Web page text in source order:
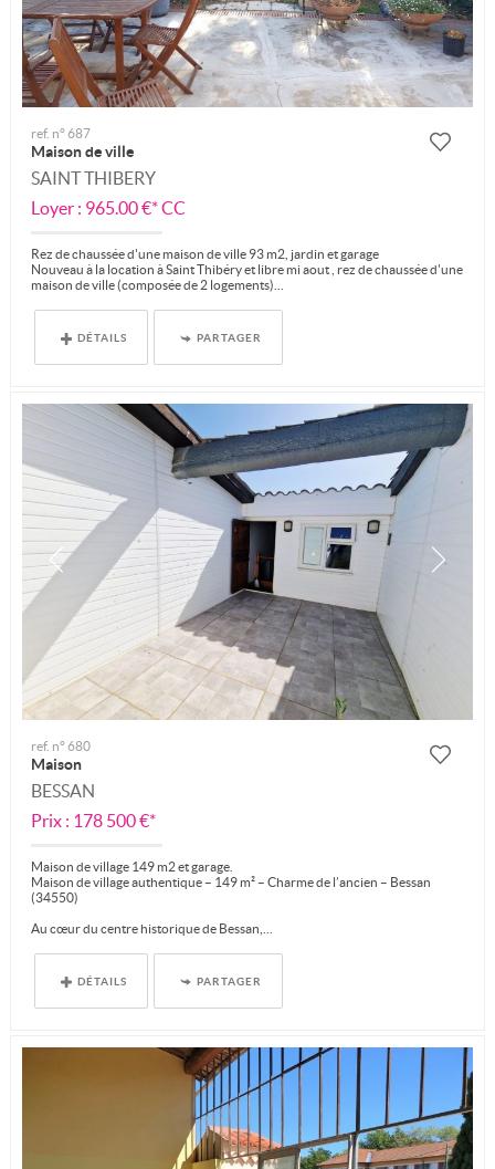
ref. n° 687
Maison de ville
SAINT THIBERY
Loyer : 965.00 €*CC
Rez de chaussée d'une maison de ville 93 m2, jardin et garage
Nouveau à la location à Saint Thibéry et libre mi aout , rez de chaussée d'une
maison de ville (composée de 2 logements)...
DÉTAILS PARTAGER
ref. n° 680
Maison
BESSAN
Prix : 178 500 €*
Maison de village 149 m2 et garage.
Maison de village authentique – 149 m² – Charme de l’ancien – Bessan
(34550)
Au cœur du centre historique de Bessan,...
DÉTAILS PARTAGER